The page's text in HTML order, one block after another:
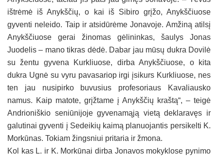
ištrėmė iš Anykščių, o kai iš Sibiro grįžo, Anykščiuose
gyventi neleido. Taip ir atsidūrėme Jonavoje. Amžiną atilsį
Anykščiuose gerai žinomas gėlininkas, šaulys Jonas
Juodelis – mano tikras dėdė. Dabar jau mūsų dukra Dovilė
su žentu gyvena Kurkliuose, dirba Anykščiuose, o kita
dukra Ugnė su vyru pavasariop irgi įsikurs Kurkliuose, nes
ten jau nusipirko buvusius profesoriaus Kavaliausko
namus. Kaip matote, grįžtame į Anykščių kraštą“, – teigė
Andrioniškio seniūnijoje gyvenamąją vietą deklaravęs ir
galutinai gyventi į Sedeikių kaimą planuojantis persikelti K.
Morkūnas. Tokiam žingsniui pritaria ir žmona.
Kol kas L. ir K. Morkūnai dirba Jonavos mokyklose pynimo